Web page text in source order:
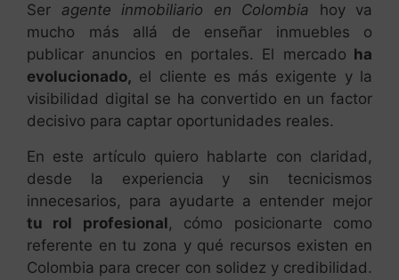
Ser agente inmobiliario en Colombia hoy va
mucho más allá de enseñar inmuebles o
publicar anuncios en portales. El mercado ha
evolucionado, el cliente es más exigente y la
visibilidad digital se ha convertido en un factor
decisivo para captar oportunidades reales.
En este artículo quiero hablarte con claridad,
desde la experiencia y sin tecnicismos
innecesarios, para ayudarte a entender mejor
tu rol profesional , cómo posicionarte como
referente en tu zona y qué recursos existen en
Colombia para crecer con solidez y credibilidad.